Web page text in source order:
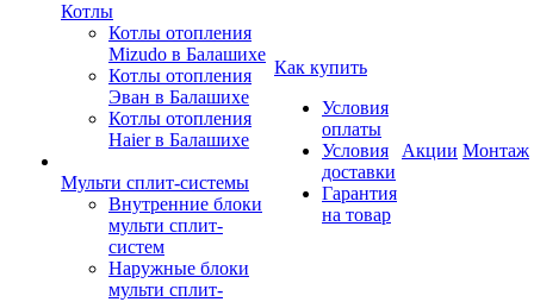
Котлы
Котлы отопления
Mizudo в Балашихе
Котлы отопления
Эван в Балашихе
Котлы отопления
Haier в Балашихе
Мульти сплит-системы
Внутренние блоки
мульти сплит-
систем
Наружные блоки
мульти сплит-
Как купить
Условия
оплаты
Условия
доставки
Гарантия
на товар
Акции Монтаж